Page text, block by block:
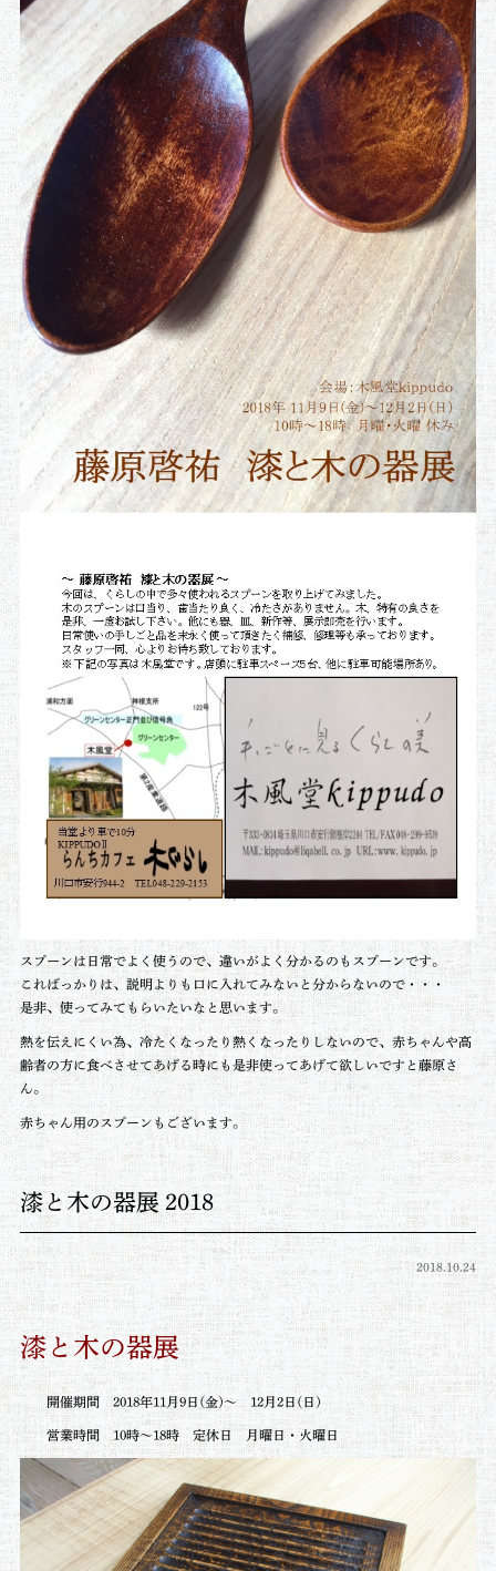
スプーンは日常でよく使うので、違いがよく分かるのもスプーンです。
こればっかりは、説明よりも口に入れてみないと分からないので・・・
是非、使ってみてもらいたいなと思います。
熱を伝えにくい為、冷たくなったり熱くなったりしないので、赤ちゃんや高
齢者の方に食べさせてあげる時にも是非使ってあげて欲しいですと藤原さ
ん。
赤ちゃん用のスプーンもございます。
漆と木の器展 2018
2018.10.24
漆と木の器展
開催期間 2018年11月9日(金)～ 12月2日(日)
営業時間 10時～18時 定休日 月曜日・火曜日